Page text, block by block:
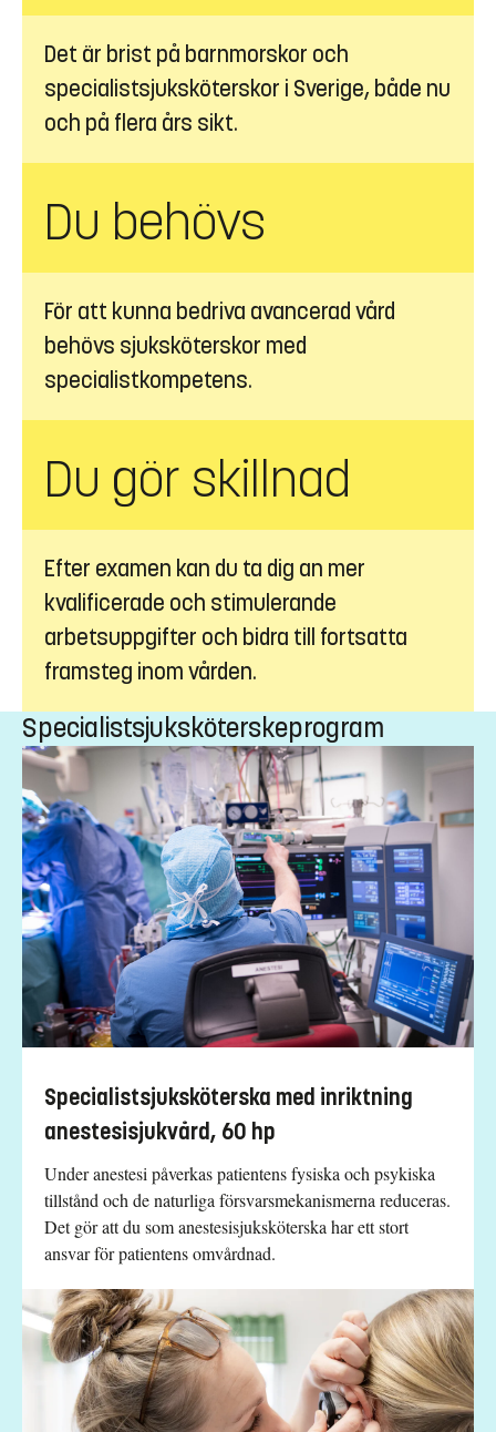
Det är brist på barnmorskor och
specialistsjuksköterskor i Sverige, både nu
och på flera års sikt.
Du behövs
För att kunna bedriva avancerad vård
behövs sjuksköterskor med
specialistkompetens.
Du gör skillnad
Efter examen kan du ta dig an mer
kvalificerade och stimulerande
arbetsuppgifter och bidra till fortsatta
framsteg inom vården.
Specialistsjuksköterskeprogram
Specialistsjuksköterska med inriktning
anestesisjukvård, 60 hp
Under anestesi påverkas patientens fysiska och psykiska
tillstånd och de naturliga försvarsmekanismerna reduceras.
Det gör att du som anestesisjuksköterska har ett stort
ansvar för patientens omvårdnad.